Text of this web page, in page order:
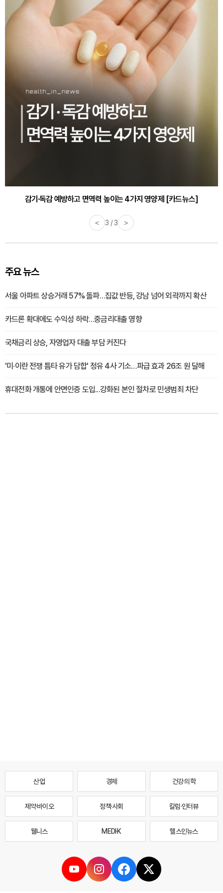
감기·독감 예방하고 면역력 높이는 4가지 영양제 [카드뉴스]
< 3 / 3 >
주요 뉴스
서울 아파트 상승거래 57% 돌파…집값 반등, 강남 넘어 외곽까지 확산
카드론 확대에도 수익성 하락…중금리대출 영향
국채금리 상승, 자영업자 대출 부담 커진다
'미·이란 전쟁 틈타 유가 담합' 정유 4사 기소…파급 효과 26조 원 달해
휴대전화 개통에 안면인증 도입...강화된 본인 절차로 민생범죄 차단
산업 경제 건강·의학
제약·바이오 정책·사회 칼럼·인터뷰
웰니스 MEDI·K 헬스인뉴스